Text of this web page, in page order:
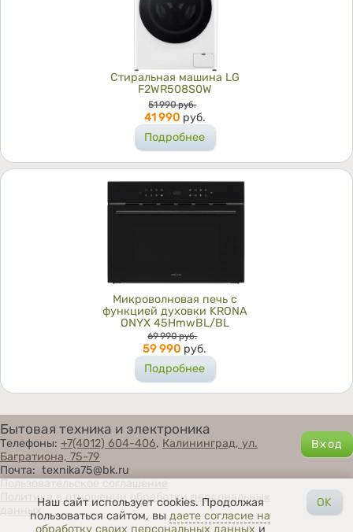
Стиральная машина LG
F2WR508S0W
Цена
51 990 руб.
41 990 руб.
Подробнее
Микроволновая печь с
функцией духовки KRONA
ONYX 45HmwBL/BL
Цена
69 990 руб.
59 990 руб.
Подробнее
Бытовая техника и электроника
Телефоны: +7(4012) 604-406, Калининград, ул.
Багратиона, 75-79
Почта: texnika75@bk.ru
Политика в отношении обработки персональных
данных
Наш сайт использует cookies. Продолжая
пользоваться сайтом, выдаете согласие на
обработку своих персональных данных и
OK